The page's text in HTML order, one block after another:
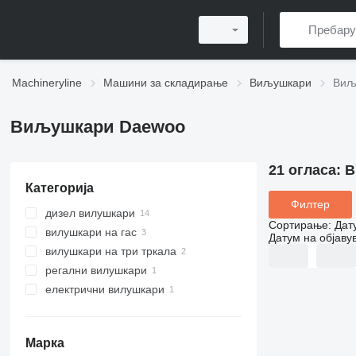
Machineryline Машини за складирање Виљушкари
Виљушкари Daewoo
Категорија
дизел вилушкари
вилушкари на гас
вилушкари на три тркала
регални вилушкари
електрични вилушкари
Марка
21 огласа:
Филтер
Сортирање:
Датум на